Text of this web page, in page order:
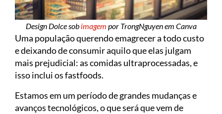
Design Dolce sob imagem por TrongNguyen em Canva
Uma população querendo emagrecer a todo custo
e deixando de consumir aquilo que elas julgam
mais prejudicial: as comidas ultraprocessadas, e
isso inclui os fastfoods.
Estamos em um período de grandes mudanças e
avanços tecnológicos, o que será que vem de